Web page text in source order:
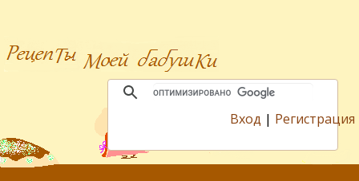
Вход | Регистрация